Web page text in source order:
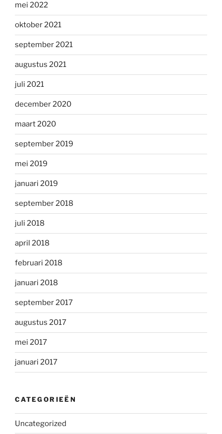
mei 2022
oktober 2021
september 2021
augustus 2021
juli 2021
december 2020
maart 2020
september 2019
mei 2019
januari 2019
september 2018
juli 2018
april 2018
februari 2018
januari 2018
september 2017
augustus 2017
mei 2017
januari 2017
CATEGORIEËN
Uncategorized